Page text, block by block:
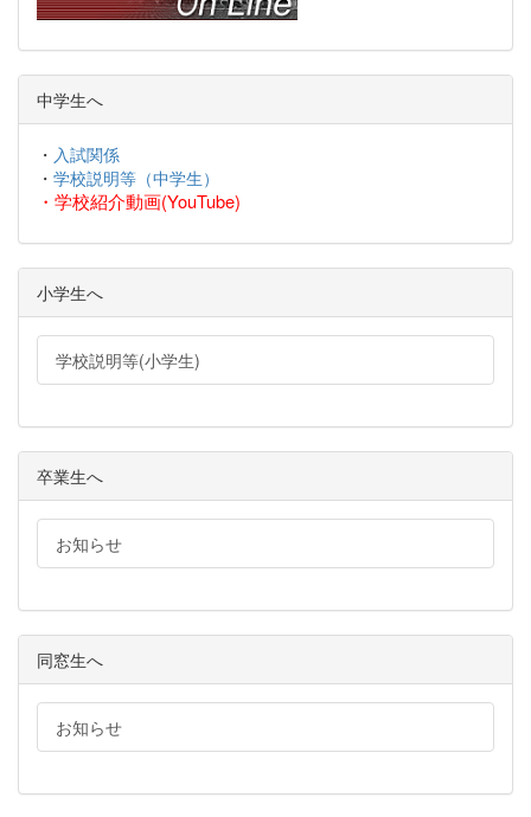
中学生へ
・ 入試関係
・ 学校説明等（中学生）
・ 学校紹介動画(YouTube)
小学生へ
学校説明等(小学生)
卒業生へ
お知らせ
同窓生へ
お知らせ